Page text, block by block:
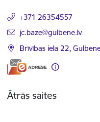
+371 26354557
E-pasts:
jc.baze@gulbene.lv
Brīvības iela 22,
Ātrās saites